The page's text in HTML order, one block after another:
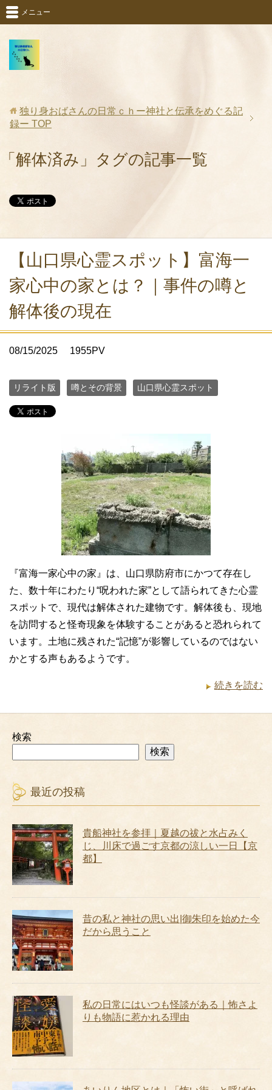
メニュー
独り身おばさんの日常ｃｈー神社と伝承をめぐる記
録ー TOP
「解体済み」タグの記事一覧
【山口県心霊スポット】富海一
家心中の家とは？｜事件の噂と
解体後の現在
08/15/2025 1955PV
リライト版 噂とその背景 山口県心霊スポット
『富海一家心中の家』は、山口県防府市にかつて存在し
た、数十年にわたり“呪われた家”として語られてきた心霊
スポットで、現代は解体された建物です。解体後も、現地
を訪問すると怪奇現象を体験することがあると恐れられて
います。土地に残された“記憶”が影響しているのではない
かとする声もあるようです。
続きを読む
検索
検索
最近の投稿
貴船神社を参拝｜夏越の祓と水占みく
じ、川床で過ごす京都の涼しい一日【京
都】
昔の私と神社の思い出|御朱印を始めた今
だから思うこと
私の日常にはいつも怪談がある｜怖さよ
りも物語に惹かれる理由